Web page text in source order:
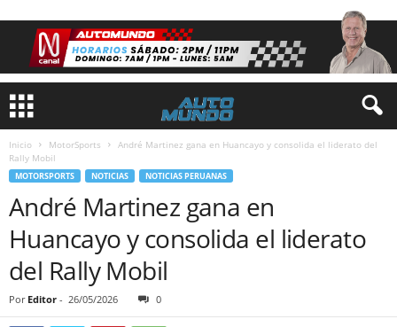
Inicio MotorSports
André Martinez gana en Huancayo y consolida el liderato del
Rally Mobil
MOTORSPORTS NOTICIAS NOTICIAS PERUANAS
André Martinez gana en
Huancayo y consolida el liderato
del Rally Mobil
Por Editor - 26/05/2026 0